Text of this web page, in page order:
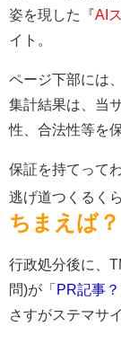
姿を現した『AI
イト。
ページ下部には
集計結果は、当
性、合法性等を
保証を持てって
逃げ道つくるく
ちまえば？
行政処分後に、
問)が「 PR記事？
さすがステマサ